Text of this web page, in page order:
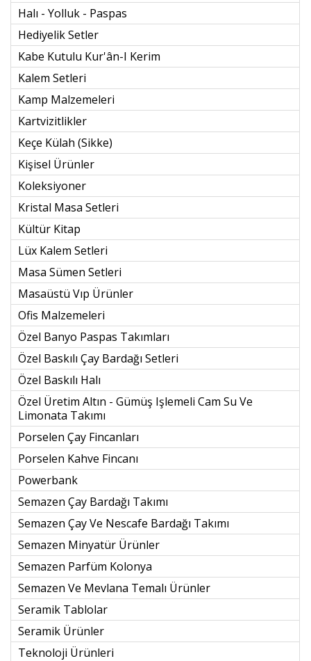
Halı - Yolluk - Paspas
Hediyelik Setler
Kabe Kutulu Kur'ân-I Kerim
Kalem Setleri
Kamp Malzemeleri
Kartvizitlikler
Keçe Külah (sikke)
Kişisel Ürünler
Koleksiyoner
Kristal Masa Setleri
Kültür Kitap
Lüx Kalem Setleri
Masa Sümen Setleri
Masaüstü Vıp Ürünler
Ofis Malzemeleri
Özel Banyo Paspas Takımları
Özel Baskılı Çay Bardağı Setleri
Özel Baskılı Halı
Özel Üretim Altın - Gümüş Işlemeli Cam Su Ve
Limonata Takımı
Porselen Çay Fincanları
Porselen Kahve Fincanı
Powerbank
Semazen Çay Bardağı Takımı
Semazen Çay Ve Nescafe Bardağı Takımı
Semazen Minyatür Ürünler
Semazen Parfüm Kolonya
Semazen Ve Mevlana Temalı Ürünler
Seramik Tablolar
Seramik Ürünler
Teknoloji Ürünleri